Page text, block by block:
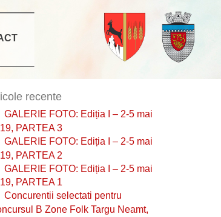
recente
GALERIE FOTO: Ediția I – 2-5 mai
PARTEA 3
GALERIE FOTO: Ediția I – 2-5 mai
PARTEA 2
GALERIE FOTO: Ediția I – 2-5 mai
PARTEA 1
Concurentii selectati pentru
B Zone Folk Targu Neamt,